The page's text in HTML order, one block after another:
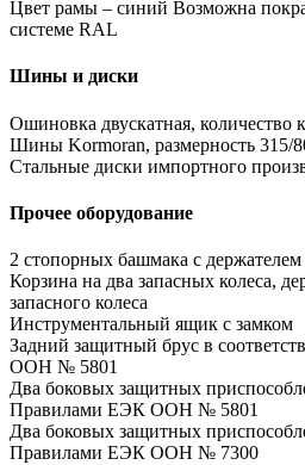
Цвет рамы – синий Возможна
системе RAL
Шины и диски
Ошиновка двускатная, количество
Шины Kormoran, размерность 315/
Стальные диски импортного
Прочее оборудование
2 стопорных башмака с держателем
Корзина на два запасных колеса,
запасного колеса
Инструментальный ящик с замком
Задний защитный брус в
ООН № 5801
Два боковых защитных
Правилами ЕЭК ООН № 5801
Два боковых защитных
Правилами ЕЭК ООН № 7300